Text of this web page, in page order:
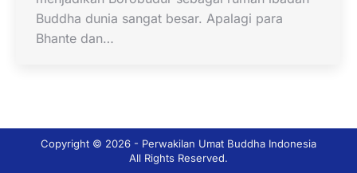
Buddha dunia sangat besar. Apalagi para
Bhante dan…
Copyright © 2026 - Perwakilan Umat Buddha Indonesia
All Rights Reserved.